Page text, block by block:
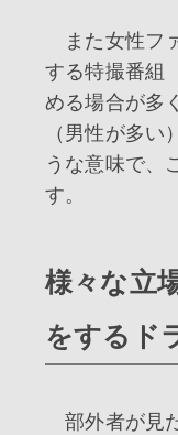
また女性フ
する特撮番組
める場合が多
（男性が多
うな意味で、
す。
様々な立
をするド
部外者が見